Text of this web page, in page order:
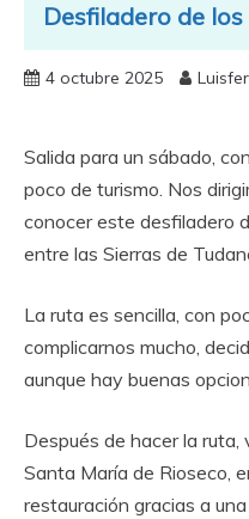
Desfiladero de
4 octubre 2025 Luisfer
Salida para un sábado,
poco de turismo. Nos
conocer este desfiladero
entre las Sierras de
La ruta es sencilla, con
complicarnos mucho,
aunque hay buenas
Después de hacer la
Santa María de Rioseco,
restauración gracias a